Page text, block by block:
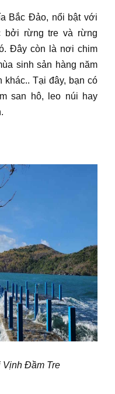
Bắc Đảo, nổi bật với
bởi rừng tre và rừng
Đây còn là nơi chim
sinh sản hàng năm
khác.. Tại đây, bạn có
san hô, leo núi hay
Vịnh Đầm Tre